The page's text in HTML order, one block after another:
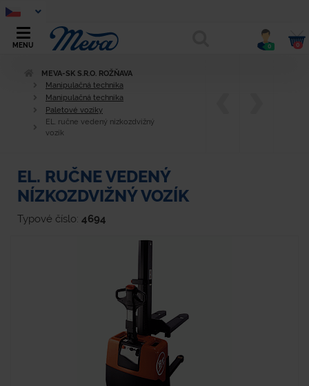
MENU 0 0
MEVA-SK S.R.O. ROŽŇAVA
Manipulačná technika
Manipulačná technika
Paletové vozíky
EL. ručne vedený nízkozdvižný
vozík
EL. RUČNE VEDENÝ
NÍZKOZDVIŽNÝ VOZÍK
Typové číslo: 4694